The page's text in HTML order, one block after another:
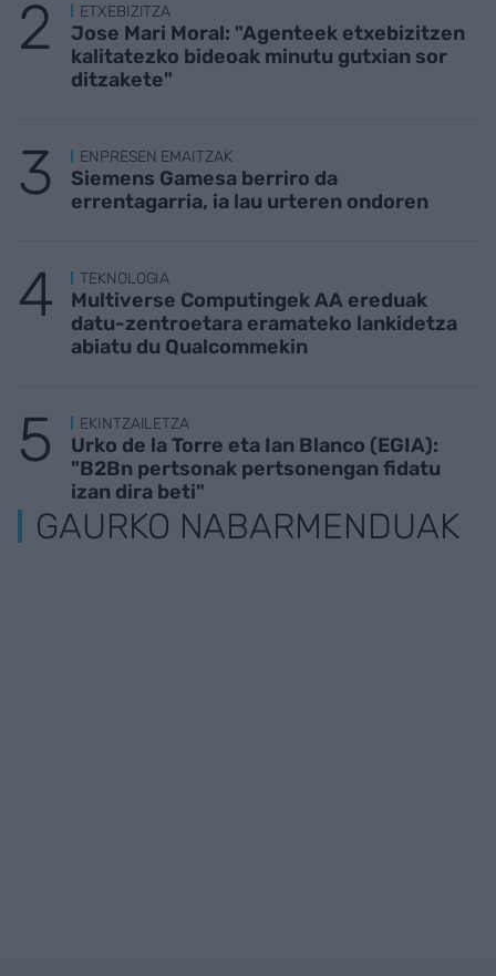
ETXEBIZITZA
Jose Mari Moral: "Agenteek etxebizitzen
kalitatezko bideoak minutu gutxian sor
ditzakete"
ENPRESEN EMAITZAK
Siemens Gamesa berriro da
errentagarria, ia lau urteren ondoren
TEKNOLOGIA
Multiverse Computingek AA ereduak
datu-zentroetara eramateko lankidetza
abiatu du Qualcommekin
EKINTZAILETZA
Urko de la Torre eta Ian Blanco (EGIA):
"B2Bn pertsonak pertsonengan fidatu
izan dira beti"
GAURKO NABARMENDUAK